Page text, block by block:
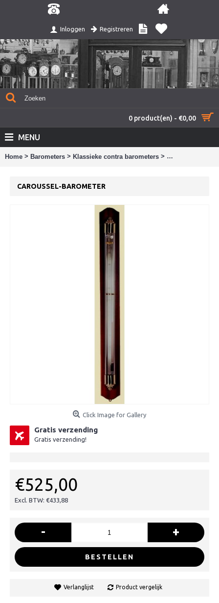
Inloggen Registreren
0 product(en) - €0,00
MENU
Home > Barometers > Klassieke contra barometers > Caroussel-
CAROUSSEL-BAROMETER
Click Image for Gallery
Gratis verzending
Gratis verzending!
€525,00
Excl. BTW: €433,88
- +
BESTELLEN
Verlanglijst Product vergelijk